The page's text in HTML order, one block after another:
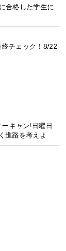
合格した学生に
チェック！8/22
キャン!日曜日
進路を考えよ